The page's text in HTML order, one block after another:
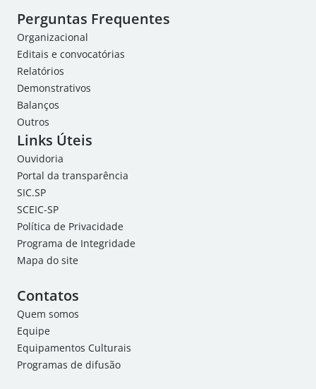
Perguntas Frequentes
Organizacional
Editais e convocatórias
Relatórios
Demonstrativos
Balanços
Outros
Links Úteis
Ouvidoria
Portal da transparência
SIC.SP
SCEIC-SP
Política de Privacidade
Programa de Integridade
Mapa do site
Contatos
Quem somos
Equipe
Equipamentos Culturais
Programas de difusão